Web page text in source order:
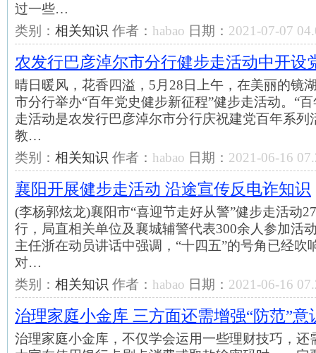
过一些…
类别： 相关知识 作者： habao 日期： 2021-07-07
农发行巴彦淖尔市分行健步走活动中开设
晴日暖风，花香四溢，5月28日上午，在美丽的镜
市分行举办“百年党史健步新征程”健步走活动。“
走活动是农发行巴彦淖尔市分行庆祝建党百年系列
教…
类别： 相关知识 作者： habao 日期： 2021-06-16
襄阳开展健步走活动 沿途宣传反电诈知识
(李杨郭炫龙)襄阳市“喜迎节走好从警”健步走活动
行，局直相关单位及襄城辅警代表300余人参加活
主任浙在动员讲话中强调，“十四五”的号角已经吹
对…
类别： 相关知识 作者： habao 日期： 2021-06-16
治理家庭小金库 三方面还需增强“防范”意
治理家庭小金库，不仅学会运用一些理财技巧，还